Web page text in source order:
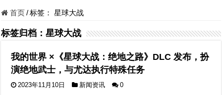
首页/标签：星球大战
标签归档：星球大战
我的世界 ×《星球大战：绝地之路》DLC 发布，扮
演绝地武士，与尤达执行特殊任务
2023年11月10日 新闻资讯 0